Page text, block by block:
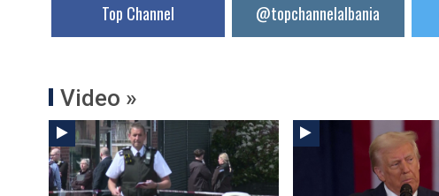
Top Channel @topchannelalbania
Video »